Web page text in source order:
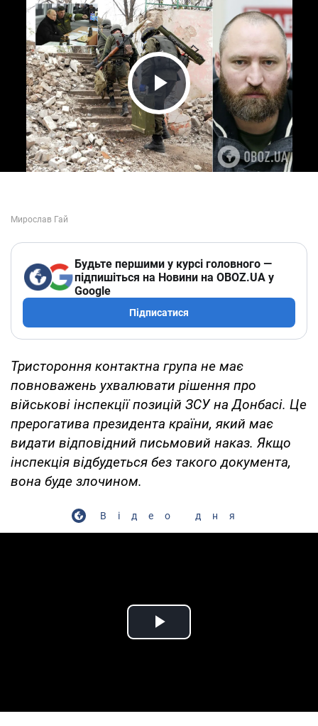
Play Video
Будьте першими у курсі головного —
підпишіться на Новини на OBOZ.UA у
Google
Підписатися
Тристороння контактна група не має
повноважень ухвалювати рішення про
військові інспекції позицій ЗСУ на Донбасі. Це
прерогатива президента країни, який має
видати відповідний письмовий наказ. Якщо
інспекція відбудеться без такого документа,
вона буде злочином.
Відео дня
Play Video